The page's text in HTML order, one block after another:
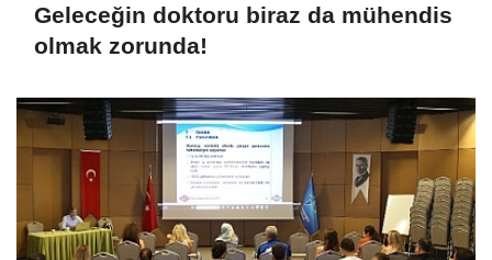
Geleceğin doktoru biraz da mühendis
olmak zorunda!